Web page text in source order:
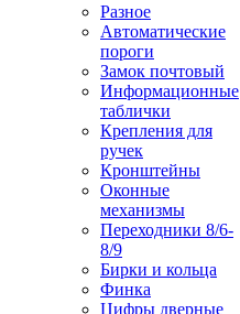
Разное
Автоматические
пороги
Замок почтовый
Информационные
таблички
Крепления для
ручек
Кронштейны
Оконные
механизмы
Переходники 8/6-
8/9
Бирки и кольца
Финка
Цифры дверные